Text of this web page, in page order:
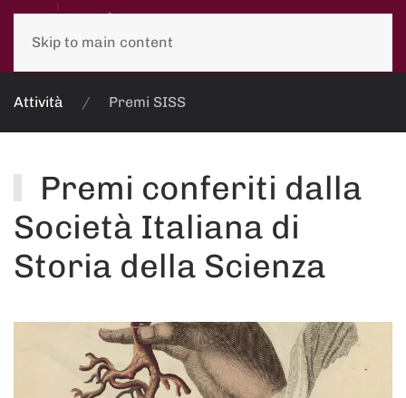
Skip to main content
Attività Premi SISS
Premi conferiti dalla
Società Italiana di
Storia della Scienza